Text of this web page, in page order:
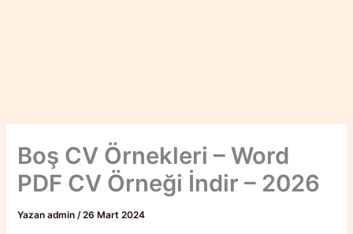
Boş CV Örnekleri – Word
PDF CV Örneği İndir – 2026
Yazan admin/26 Mart 2024